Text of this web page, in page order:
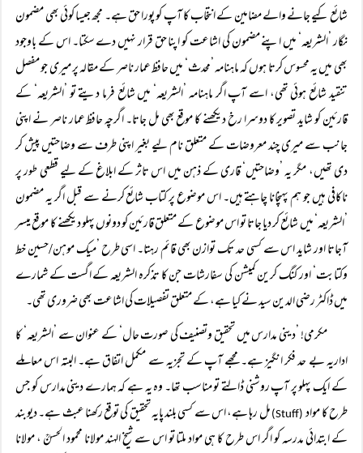
شائع کیے جانے والے مضامین کے انتخاب کا آپ کو پورا حق ہے۔ مجھ جیسا کوئی بھی مضمون
نگار ’الشریعہ‘ میں اپنے مضمون کی اشاعت کو اپنا حق قرار نہیں دے سکتا۔ اس کے باوجود
بھی میں یہ محسوس کرتا ہوں کہ ماہنامہ ’محدث‘ میں حافظ عمار ناصر کے مقالہ پر میری جو مفصل
تنقید شائع ہوئی تھی، اسے آپ اگر ماہنامہ ’الشریعہ‘ میں شائع فرما دیتے تو ’الشریعہ‘ کے
قارئین کو شاید تصویر کا دوسرا رخ دیکھنے کا موقع بھی مل جاتا۔ اگرچہ حافظ عمار ناصر نے اپنی
جانب سے میری چند معروضات کے متعلق نام لیے بغیر اپنی طرف سے وضاحتیں پیش کر
دی تھیں، مگر یہ ’وضاحتیں‘ قاری کے ذہن میں اس تاثر کے ابلاغ کے لیے قطعی طور پر
ناکافی ہیں جو ہم پہنچانا چاہتے ہیں۔ اس موضوع پر کتاب شائع کرنے سے قبل اگر یہ مضمون
’الشریعہ‘ میں شائع کر دیا جاتا تو اس موضوع کے متعلق قارئین کو دونوں پہلو دیکھنے کا موقع میسر
آجاتا اور شاید اس سے کسی حد تک توازن بھی قائم رہتا۔ اسی طرح ’میک موہن/حسین خط
وکتابت‘ اور کنگ کرین کمیشن کی سفارشات جن کا تذکرہ الشریعہ کے اگست کے شمارے
میں ڈاکٹر رضی الدین سید نے کیا ہے، کے متعلق تفصیلات کی اشاعت بھی ضروری تھی۔
مکرمی! ’دینی مدارس میں تحقیق وتصنیف کی صورت حال‘ کے عنوان سے ’الشریعہ‘ کا
اداریہ بے حد فکر انگیز ہے۔ مجھے آپ کے تجزیہ سے مکمل اتفاق ہے۔ البتہ اس معاملے
کے ایک پہلو پر آپ روشنی ڈالتے تو مناسب تھا۔ وہ یہ ہے کہ ہمارے دینی مدارس کو جس
طرح کا مواد(Stuff)
مل رہا ہے، اس سے کسی بلند پایہ تحقیق کی توقع رکھنا عبث ہے۔ دیوبند
کے ابتدائی مدرسہ کو اگر اس طرح کا ہی مواد ملتا تو اس سے شیخ الہند مولانا محمود الحسنؒ ، مولانا